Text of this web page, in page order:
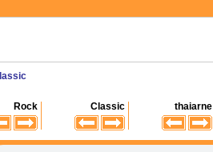
Rock Classic thaiarne